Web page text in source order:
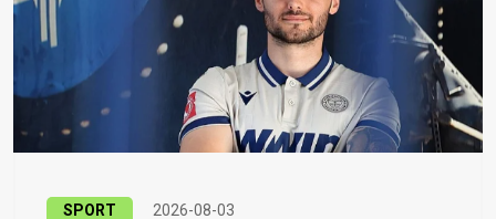
SPORT 2026-08-03